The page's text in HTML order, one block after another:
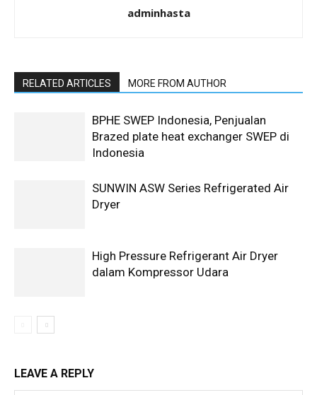
adminhasta
RELATED ARTICLES MORE FROM AUTHOR
BPHE SWEP Indonesia, Penjualan
Brazed plate heat exchanger SWEP di
Indonesia
SUNWIN ASW Series Refrigerated Air
Dryer
High Pressure Refrigerant Air Dryer
dalam Kompressor Udara
LEAVE A REPLY